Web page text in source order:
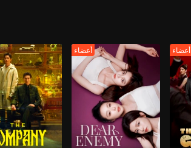
أعضاء أعضاء